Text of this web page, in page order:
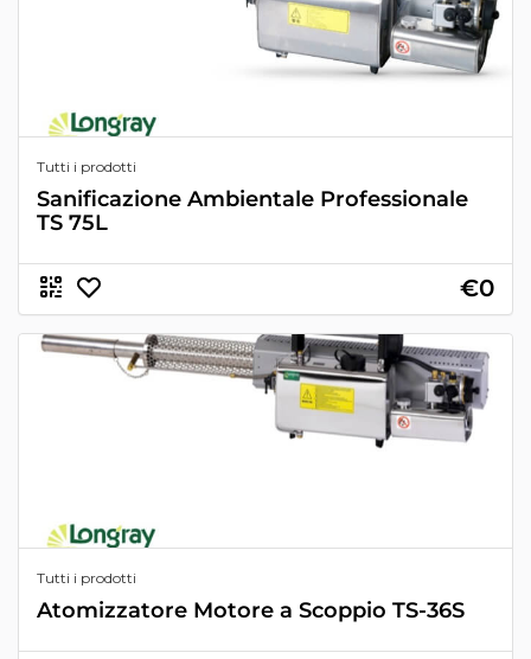
Tutti i prodotti
Sanificazione Ambientale Professionale
TS 75L
€0
Tutti i prodotti
Atomizzatore Motore a Scoppio TS-36S